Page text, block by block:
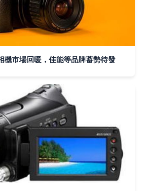
機市場回暖，佳能等品牌蓄勢待發